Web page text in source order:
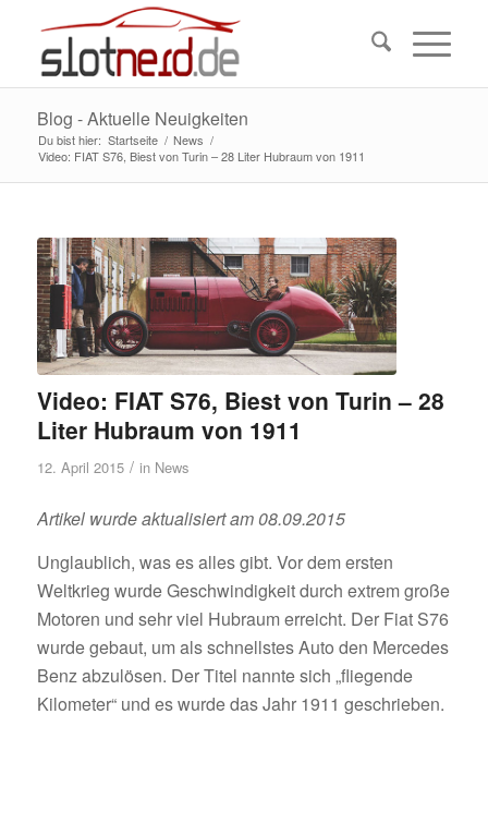
Blog - Aktuelle Neuigkeiten
Du bist hier: Startseite / News /
Video: FIAT S76, Biest von Turin – 28 Liter Hubraum von 1911
Video: FIAT S76, Biest von Turin – 28
Liter Hubraum von 1911
12. April 2015 / in News
Artikel wurde aktualisiert am 08.09.2015
Unglaublich, was es alles gibt. Vor dem ersten
Weltkrieg wurde Geschwindigkeit durch extrem große
Motoren und sehr viel Hubraum erreicht. Der Fiat S76
wurde gebaut, um als schnellstes Auto den Mercedes
Benz abzulösen. Der Titel nannte sich „fliegende
Kilometer“ und es wurde das Jahr 1911 geschrieben.